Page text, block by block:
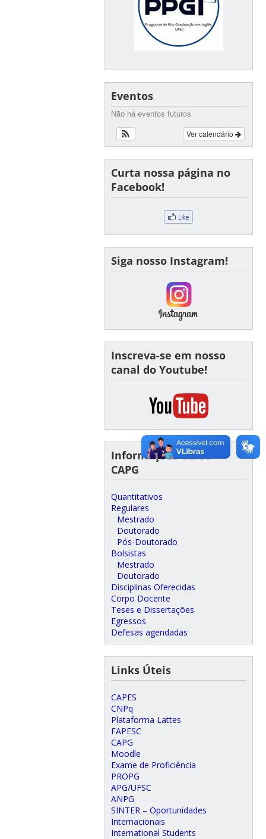
Eventos
Não há eventos futuros
Ver calendário
Curta nossa página no
Facebook!
Siga nosso Instagram!
Inscreva-se em nosso
canal do Youtube!
Informações Curso -
CAPG
Quantitativos
Regulares
Mestrado
Doutorado
Pós-Doutorado
Bolsistas
Mestrado
Doutorado
Disciplinas Oferecidas
Corpo Docente
Teses e Dissertações
Egressos
Defesas agendadas
Links Úteis
CAPES
CNPq
Plataforma Lattes
FAPESC
CAPG
Moodle
Exame de Proficiência
PROPG
APG/UFSC
ANPG
SINTER – Oportunidades
Internacionais
International Students